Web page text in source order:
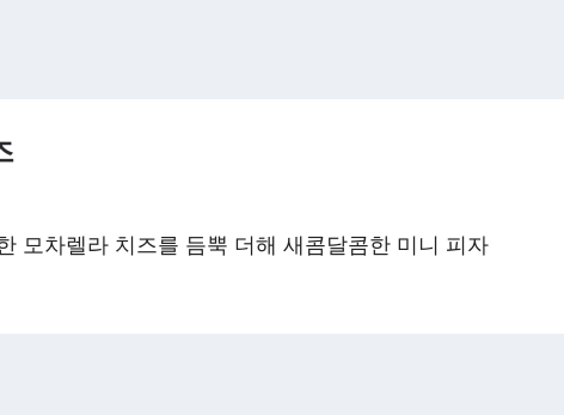
모차렐라 치즈를 듬뿍 더해 새콤달콤한 미니 피자